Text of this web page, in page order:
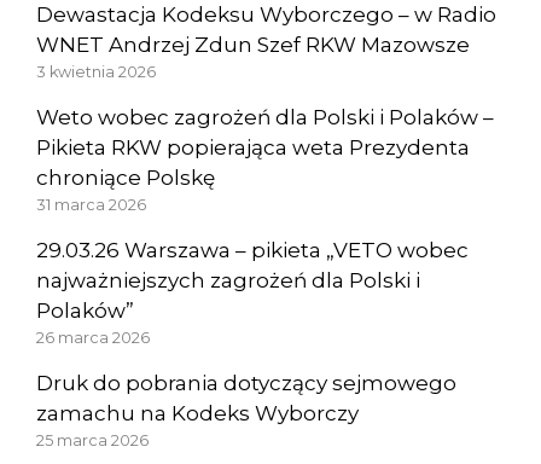
Dewastacja Kodeksu Wyborczego – w Radio
WNET Andrzej Zdun Szef RKW Mazowsze
3 kwietnia 2026
Weto wobec zagrożeń dla Polski i Polaków –
Pikieta RKW popierająca weta Prezydenta
chroniące Polskę
31 marca 2026
29.03.26 Warszawa – pikieta „VETO wobec
najważniejszych zagrożeń dla Polski i
Polaków”
26 marca 2026
Druk do pobrania dotyczący sejmowego
zamachu na Kodeks Wyborczy
25 marca 2026